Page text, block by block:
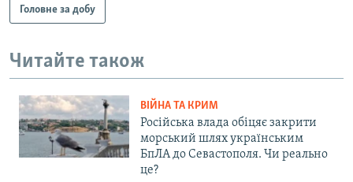
Головне за добу
Читайте також
ВІЙНА ТА КРИМ
Російська влада обіцяє закрити
морський шлях українським
БпЛА до Севастополя. Чи реально
це?